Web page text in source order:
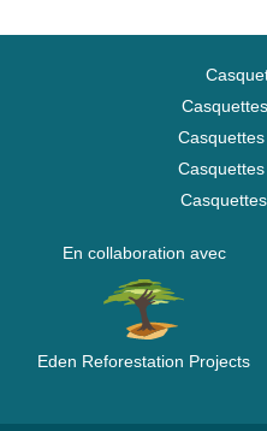
En collaboration avec
Eden Reforestation Projects